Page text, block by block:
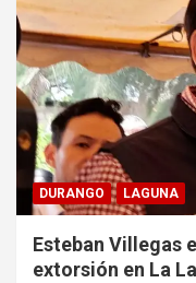
DURANGO LAGUNA
Esteban Villegas
extorsión en La